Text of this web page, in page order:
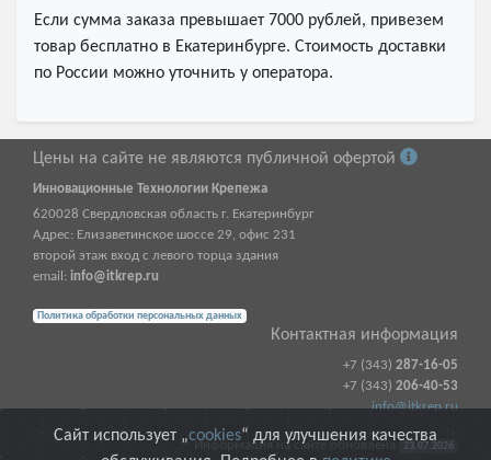
Если сумма заказа превышает 7000 рублей, привезем
товар бесплатно в Екатеринбурге. Стоимость доставки
по России можно уточнить у оператора.
Цены на сайте не являются публичной офертой
Инновационные Технологии Крепежа
620028 Свердловская область г. Екатеринбург
Адрес: Елизаветинское шоссе 29, офис 231
второй этаж вход с левого торца здания
email: info@itkrep.ru
Политика обработки персональных данных
Контактная информация
+7 (343) 287-16-05
+7 (343) 206-40-53
info@itkrep.ru
Информация на сайте обновлена 23.07.2026
Сайт использует „cookies“ для улучшения качества